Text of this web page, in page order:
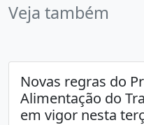
Veja também
Novas regras do
Alimentação do
em vigor nesta